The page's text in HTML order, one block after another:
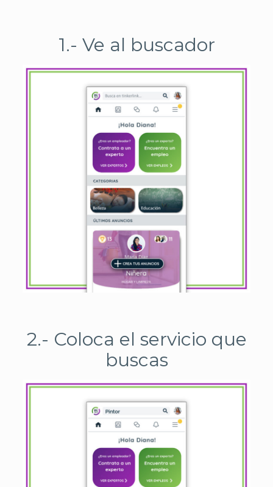
1.- Ve al buscador
2.- Coloca el servicio que
buscas